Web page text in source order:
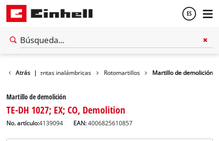
ES
Atrás |
Herramientas inalámbricas Rotomartillos Martillo de demolición
Martillo de demolición
TE-DH 1027; EX; CO, Demolition
No. artículo:4139094 EAN:4006825610857